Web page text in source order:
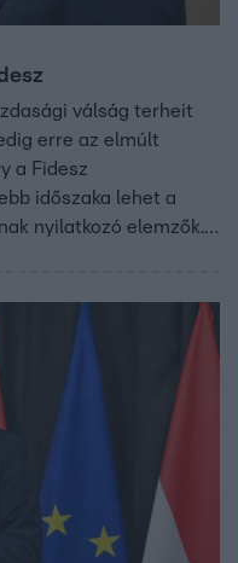
válság terheit
erre az elmúlt
a Fidesz
időszaka lehet a
nyilatkozó elemzők.
nem érdemes várni,
ér el változást.